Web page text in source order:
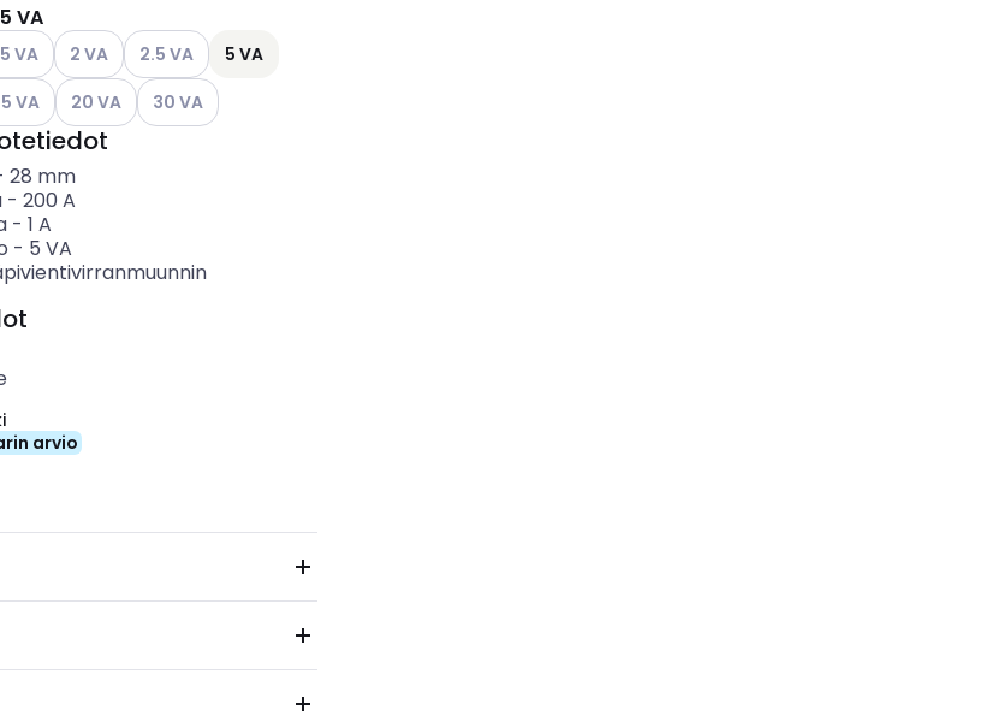
5 VA
vaihtoehdot
olevat vaihtoehdot
käytettävissä olevat vaihtoehdot
VA Katso käytettävissä olevat vaihtoehdot
2 VA Katso käytettävissä olevat vaihtoehdot
2.5 VA
5 VA
vaihtoehdot
olevat vaihtoehdot
käytettävissä olevat vaihtoehdot
VA Katso käytettävissä olevat vaihtoehdot
20 VA Katso käytettävissä olevat vaihtoehdot
30 VA
28 mm
- 200 A
- 1 A
- 5 VA
arvio